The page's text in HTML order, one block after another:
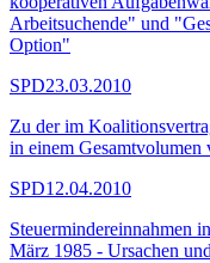
Arbeitsuchende" und
Option"
SPD23.03.2010
Zu der im
in einem
SPD12.04.2010
Steuermindereinnahmen
März 1985 - Ursachen